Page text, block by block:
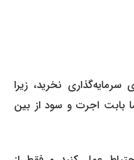
نخرید، زیرا
اجرت و سود از بین